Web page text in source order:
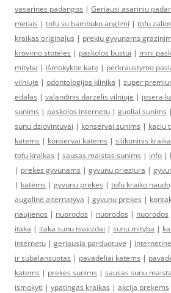
vasarines padangos | Geriausi asariniu
metais | tofu su bambuko anglimi | tofu
kraikas originalus | prekiu gyvunams
krovimo stoteles | paskolos bustui | mini
mityba | išmokykite katę | perkraustymo
vilniuje | odontologijos klinika | super
edalas | valandinis darzelis vilniuje | josera
sunims | paskolos internetu | guoliai sunims |
sunu dziovintuvai | konservai sunims | kaciu
katems | konservai katems | silikoninis
tofu kraikas | sausas maistas sunims | info |
| prekes gyvunams | gyvunu prieziura |
| katėms | gyvunu prekes | tofu kraiko
augalinė alternatyva | gyvunu prekes |
naujienos | nuorodos | nuorodos | nuorodos
itaka | itaka sunu isvaizdai | sunu mityba |
internetu | geriausia parduotuve |
ir subalansuotas | pavadeliai katems |
katems | prekes sunims | sausas sunu
ismokyti | ypatingas kraikas | akcija prekems